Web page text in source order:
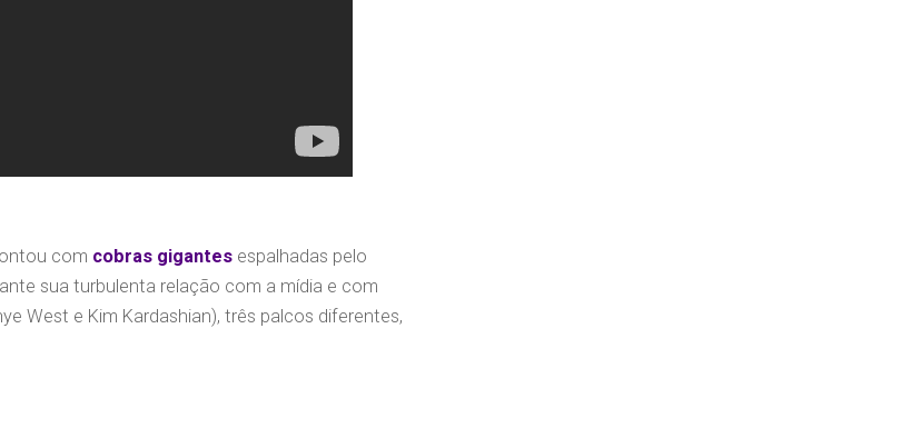
com cobras gigantes espalhadas pelo
sua turbulenta relação com a mídia e com
West e Kim Kardashian), três palcos diferentes,